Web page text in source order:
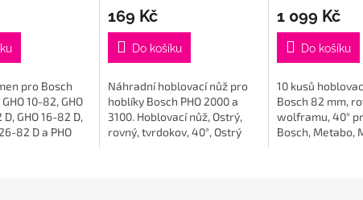
pro Bosch
10-82, GHO
GHO 16-82 D,
82 D a PHO
169 Kč
Do košíku
Náhradní hoblovací nůž pro
hoblíky Bosch PHO 2000 a
3100. Hoblovací nůž, Ostrý,
rovný, tvrdokov, 40°, Ostrý
1 099 Kč
Do košíku
10 kusů
Bosch 82 mm,
wolframu, 40°
Bosch, Metabo,